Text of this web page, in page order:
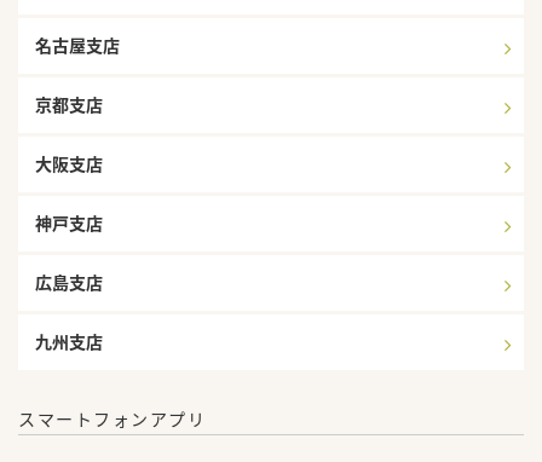
名古屋支店
京都支店
大阪支店
神戸支店
広島支店
九州支店
スマートフォンアプリ